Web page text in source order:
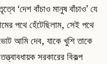
‘দেশ বাঁচাও মানুষ বাঁচাও’ যে
পথে হেঁটেছিলাম, সেই পথে
আমি দেব, যাকে খুশি তাকে
সরকারের বিকল্প